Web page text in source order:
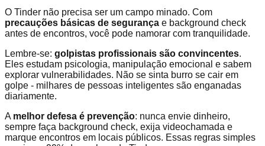
O Tinder não precisa ser um campo minado. Com
precauções básicas de segurança e background check
antes de encontros, você pode namorar com tranquilidade.
Lembre-se: golpistas profissionais são convincentes.
Eles estudam psicologia, manipulação emocional e sabem
explorar vulnerabilidades. Não se sinta burro se cair em
golpe - milhares de pessoas inteligentes são enganadas
diariamente.
A melhor defesa é prevenção: nunca envie dinheiro,
sempre faça background check, exija videochamada e
marque encontros em locais públicos. Essas regras simples